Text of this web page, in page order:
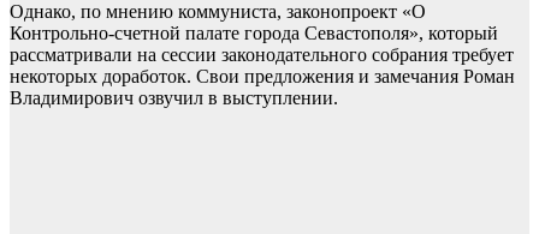
Однако, по мнению коммуниста, законопроект «О
Контрольно-счетной палате города Севастополя», который
рассматривали на сессии законодательного собрания требует
некоторых доработок. Свои предложения и замечания Роман
Владимирович озвучил в выступлении.